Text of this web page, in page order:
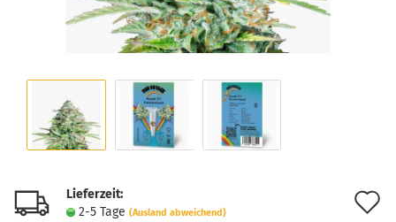
Lieferzeit:
2-5 Tage (Ausland abweichend)